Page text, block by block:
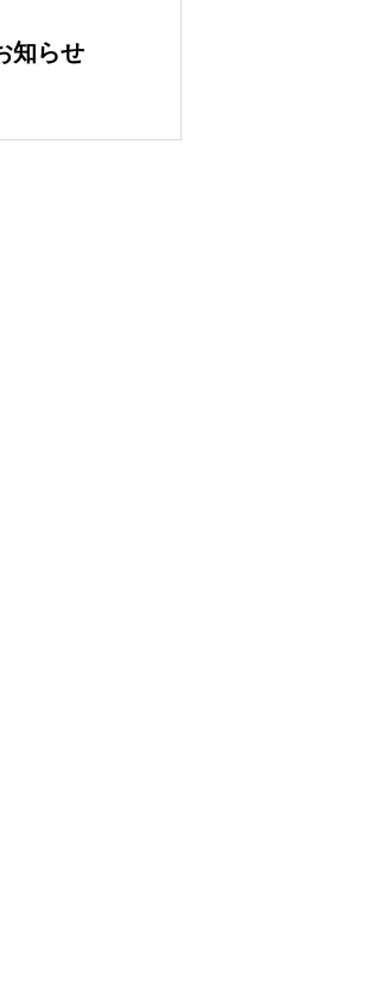
知らせ